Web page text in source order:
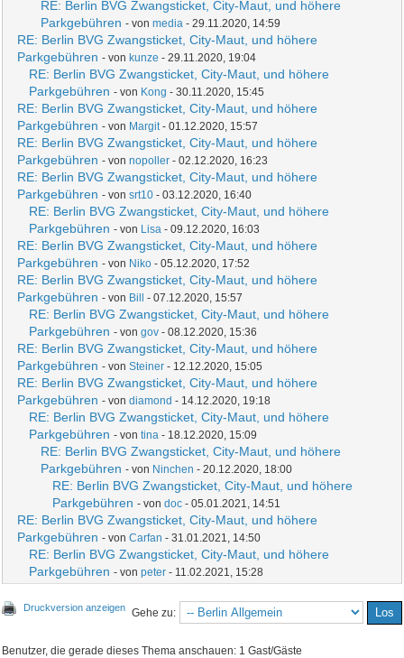
RE: Berlin BVG Zwangsticket, City-Maut, und höhere
Parkgebühren - vonmedia - 29.11.2020, 14:59
RE: Berlin BVG Zwangsticket, City-Maut, und höhere
Parkgebühren - von kunze - 29.11.2020, 19:04
RE: Berlin BVG Zwangsticket, City-Maut, und höhere
Parkgebühren - von Kong - 30.11.2020, 15:45
RE: Berlin BVG Zwangsticket, City-Maut, und höhere
Parkgebühren - von Margit- 01.12.2020, 15:57
RE: Berlin BVG Zwangsticket, City-Maut, und höhere
Parkgebühren - vonnopoller - 02.12.2020, 16:23
RE: Berlin BVG Zwangsticket, City-Maut, und höhere
Parkgebühren - vonsrt10 - 03.12.2020, 16:40
RE: Berlin BVG Zwangsticket, City-Maut, und höhere
Parkgebühren - von Lisa - 09.12.2020, 16:03
RE: Berlin BVG Zwangsticket, City-Maut, und höhere
Parkgebühren - von Niko - 05.12.2020, 17:52
RE: Berlin BVG Zwangsticket, City-Maut, und höhere
Parkgebühren - von Bill - 07.12.2020, 15:57
RE: Berlin BVG Zwangsticket, City-Maut, und höhere
Parkgebühren - vongov - 08.12.2020, 15:36
RE: Berlin BVG Zwangsticket, City-Maut, und höhere
Parkgebühren - vonSteiner - 12.12.2020, 15:05
RE: Berlin BVG Zwangsticket, City-Maut, und höhere
Parkgebühren - vondiamond - 14.12.2020, 19:18
RE: Berlin BVG Zwangsticket, City-Maut, und höhere
Parkgebühren - vontina - 18.12.2020, 15:09
RE: Berlin BVG Zwangsticket, City-Maut, und höhere
Parkgebühren - von Ninchen - 20.12.2020, 18:00
RE: Berlin BVG Zwangsticket, City-Maut, und höhere
Parkgebühren - vondoc - 05.01.2021, 14:51
RE: Berlin BVG Zwangsticket, City-Maut, und höhere
Parkgebühren - vonCarfan - 31.01.2021, 14:50
RE: Berlin BVG Zwangsticket, City-Maut, und höhere
Parkgebühren - vonpeter - 11.02.2021, 15:28
Druckversion anzeigen Gehe zu:
Benutzer, die gerade dieses Thema anschauen: 1 Gast/Gäste